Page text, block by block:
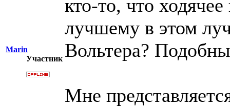
Marin
Участник
кто-то, что
лучшему в этом
Вольтера?
Мне